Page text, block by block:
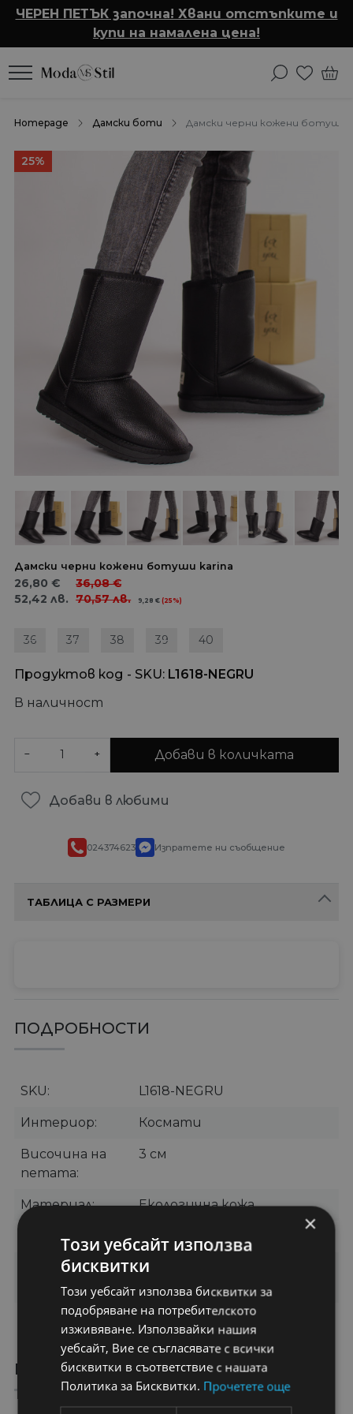
ЧЕРЕН ПЕТЪК започна! Хвани отстъпките и
купи на намалена цена!
Homepage Дамски боти Дамски черни кожени ботуши
25%
Дамски черни кожени ботуши karina
26,80 €
52,42 лв.
36,08€
70,57лв. 9,28€ (25%)
36 37 38 39 40
Продуктов код - SKU L1618-NEGRU
В наличност
− + Добави в количката
Добави в любими
024374623 Изпратете ни съобщение
ТАБЛИЦА С РАЗМЕРИ
ПОДРОБНОСТИ
SKU L1618-NEGRU
Интериор Космати
Височина на
петата
3 см
Материал Екологична кожа
Черно
Категории Дамски боти
ток,Ежедневни боти
Бранд GGM
ПРЕПОРЪЧАНИ ПРОДУКТИ
×
Този уебсайт използва
бисквитки
Този уебсайт използва бисквитки за
подобряване на потребителското
изживяване. Използвайки нашия
уебсайт, Вие се съгласявате с всички
бисквитки в съответствие с нашата
Политика за Бисквитки. Прочетете още